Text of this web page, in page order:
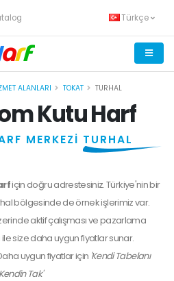
Türkçe
ALANLARI TOKAT TURHAL
Kutu Harf
MERKEZİ TURHAL
için doğru adrestesiniz. Türkiye'nin bir
bölgesinde de örnek işlerimiz var.
aktif çalışması ve pazarlama
size daha uygun fiyatlar sunar.
uygun fiyatlar için 'Kendi Tabelanı
Kendin Tak'